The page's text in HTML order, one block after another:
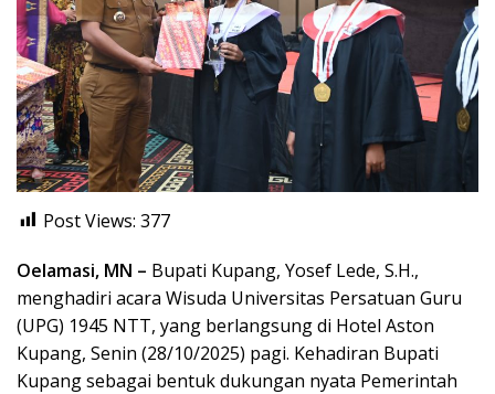
Post Views: 377
Oelamasi, MN – Bupati Kupang, Yosef Lede, S.H.,
menghadiri acara Wisuda Universitas Persatuan Guru
(UPG) 1945 NTT, yang berlangsung di Hotel Aston
Kupang, Senin (28/10/2025) pagi. Kehadiran Bupati
Kupang sebagai bentuk dukungan nyata Pemerintah